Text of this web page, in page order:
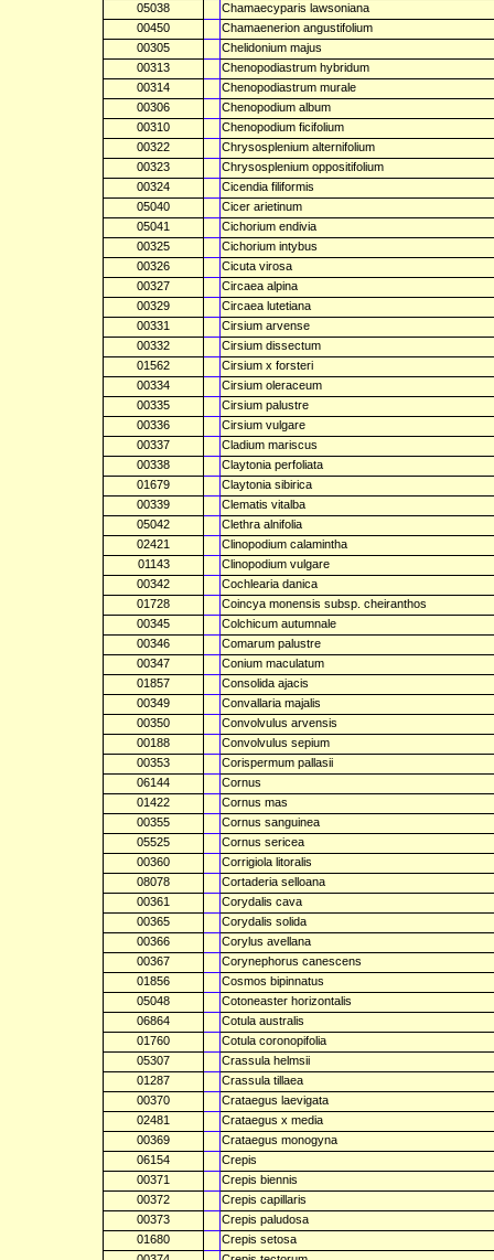
05038
Chamaecyparis lawsoniana
00450
Chamaenerion angustifolium
00305
Chelidonium majus
00313
Chenopodiastrum hybridum
00314
Chenopodiastrum murale
00306
Chenopodium album
00310
Chenopodium ficifolium
00322
Chrysosplenium alternifolium
00323
Chrysosplenium oppositifolium
00324
Cicendia filiformis
05040
Cicer arietinum
05041
Cichorium endivia
00325
Cichorium intybus
00326
Cicuta virosa
00327
Circaea alpina
00329
Circaea lutetiana
00331
Cirsium arvense
00332
Cirsium dissectum
01562
Cirsium x forsteri
00334
Cirsium oleraceum
00335
Cirsium palustre
00336
Cirsium vulgare
00337
Cladium mariscus
00338
Claytonia perfoliata
01679
Claytonia sibirica
00339
Clematis vitalba
05042
Clethra alnifolia
02421
Clinopodium calamintha
01143
Clinopodium vulgare
00342
Cochlearia danica
01728
Coincya monensis subsp. cheiranthos
00345
Colchicum autumnale
00346
Comarum palustre
00347
Conium maculatum
01857
Consolida ajacis
00349
Convallaria majalis
00350
Convolvulus arvensis
00188
Convolvulus sepium
00353
Corispermum pallasii
06144
Cornus
01422
Cornus mas
00355
Cornus sanguinea
05525
Cornus sericea
00360
Corrigiola litoralis
08078
Cortaderia selloana
00361
Corydalis cava
00365
Corydalis solida
00366
Corylus avellana
00367
Corynephorus canescens
01856
Cosmos bipinnatus
05048
Cotoneaster horizontalis
06864
Cotula australis
01760
Cotula coronopifolia
05307
Crassula helmsii
01287
Crassula tillaea
00370
Crataegus laevigata
02481
Crataegus x media
00369
Crataegus monogyna
06154
Crepis
00371
Crepis biennis
00372
Crepis capillaris
00373
Crepis paludosa
01680
Crepis setosa